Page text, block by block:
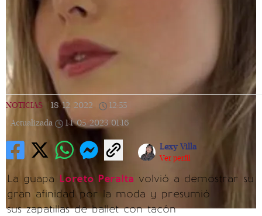
NOTICIAS 18/12/2022 12:55
Actualizada
14/05/2023 01:16
Lexy Villa
Ver perfil
La guapa Loreto Peralta volvió a demostrar su
gran afinidad por la moda y presumió
sus zapatillas de ballet con tacón